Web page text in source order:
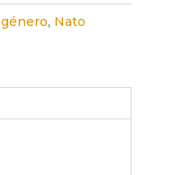
género, Nato